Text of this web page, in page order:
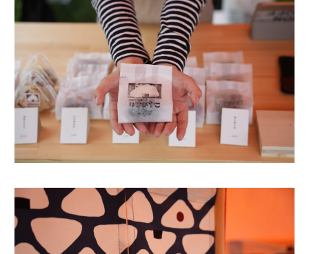
ABOUT
SERVICE
WORKS
JOURNAL
CONTACT